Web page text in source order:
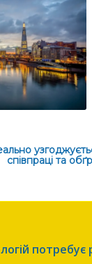
співпраці та